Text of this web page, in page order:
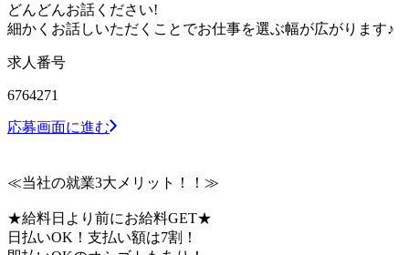
どんどんお話ください!
細かくお話しいただくことでお仕事を選ぶ幅が広がります♪
求人番号
6764271
応募画面に進む
≪当社の就業3大メリット！！≫
★給料日より前にお給料GET★
日払いOK！支払い額は7割！